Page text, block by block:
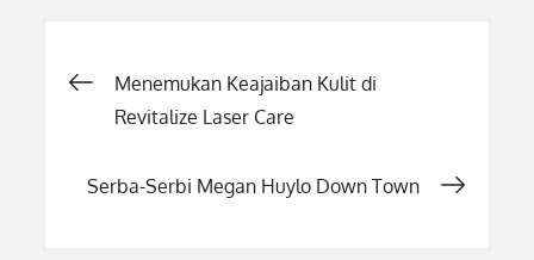
Post
Menemukan Keajaiban Kulit di
Revitalize Laser Care
Serba-Serbi Megan Huylo Down Town